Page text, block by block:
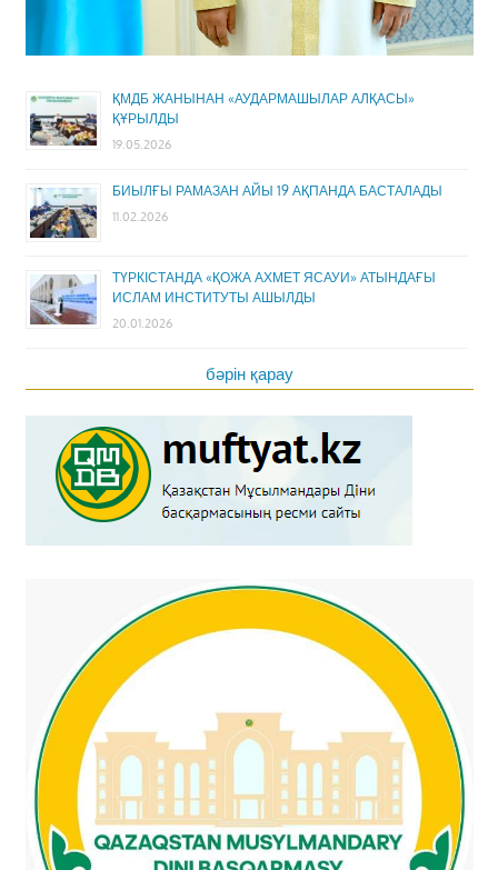
ҚМДБ ЖАНЫНАН «АУДАРМАШЫЛАР АЛҚАСЫ»
ҚҰРЫЛДЫ
19.05.2026
БИЫЛҒЫ РАМАЗАН АЙЫ 19 АҚПАНДА БАСТАЛАДЫ
11.02.2026
ТҮРКІСТАНДА «ҚОЖА АХМЕТ ЯСАУИ» АТЫНДАҒЫ
ИСЛАМ ИНСТИТУТЫ АШЫЛДЫ
20.01.2026
бәрін қарау